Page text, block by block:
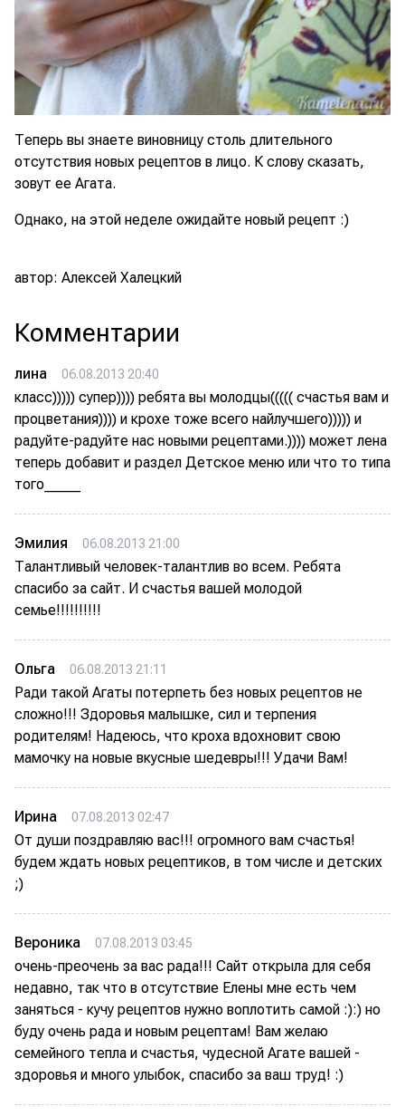
Теперь вы знаете виновницу столь длительного
отсутствия новых рецептов в лицо. К слову сказать,
зовут ее Агата.
Однако, на этой неделе ожидайте новый рецепт :)
автор: Алексей Халецкий
Комментарии
лина 06.08.2013 20:40
класс))))) супер)))) ребята вы молодцы((((( счастья вам и
процветания)))) и крохе тоже всего найлучшего))))) и
радуйте-радуйте нас новыми рецептами.)))) может лена
теперь добавит и раздел Детское меню или что то типа
того_____
Эмилия 06.08.2013 21:00
Талантливый человек-талантлив во всем. Ребята
спасибо за сайт. И счастья вашей молодой
семье!!!!!!!!!!
Ольга 06.08.2013 21:11
Ради такой Агаты потерпеть без новых рецептов не
сложно!!! Здоровья малышке, сил и терпения
родителям! Надеюсь, что кроха вдохновит свою
мамочку на новые вкусные шедевры!!! Удачи Вам!
Ирина 07.08.2013 02:47
От души поздравляю вас!!! огромного вам счастья!
будем ждать новых рецептиков, в том числе и детских
;)
Вероника 07.08.2013 03:45
очень-преочень за вас рада!!! Сайт открыла для себя
недавно, так что в отсутствие Елены мне есть чем
заняться - кучу рецептов нужно воплотить самой :):) но
буду очень рада и новым рецептам! Вам желаю
семейного тепла и счастья, чудесной Агате вашей -
здоровья и много улыбок, спасибо за ваш труд! :)